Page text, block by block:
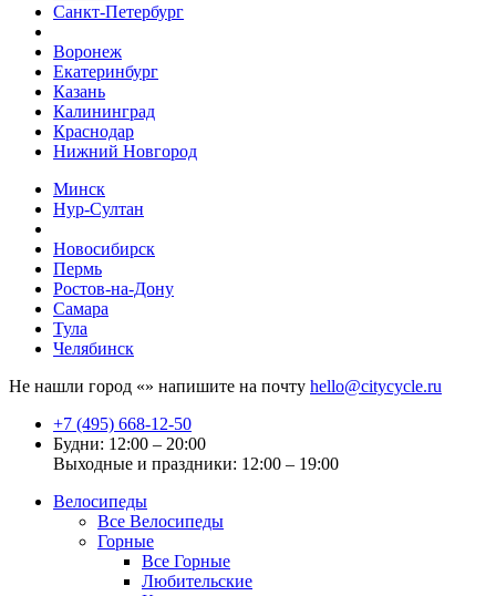
Санкт-Петербург
Воронеж
Екатеринбург
Казань
Калининград
Краснодар
Нижний Новгород
Минск
Нур-Султан
Новосибирск
Пермь
Ростов-на-Дону
Самара
Тула
Челябинск
Не нашли город «» напишите на почту hello@citycycle.ru
+7 (495) 668-12-50
Будни: 12:00 – 20:00
Выходные и праздники: 12:00 – 19:00
Велосипеды
Все Велосипеды
Горные
Все Горные
Любительские